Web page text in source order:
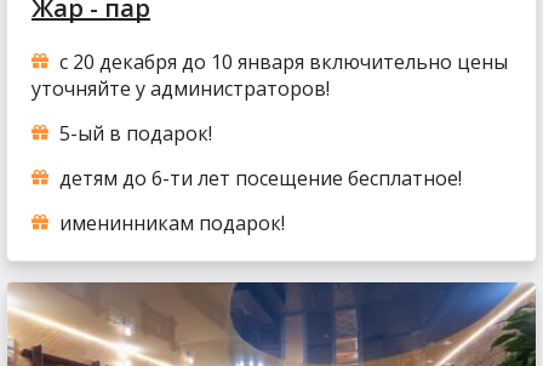
Жар - пар
с 20 декабря до 10 января включительно цены
уточняйте у администраторов!
5-ый в подарок!
детям до 6-ти лет посещение бесплатное!
именинникам подарок!